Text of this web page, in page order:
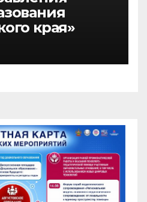
края»